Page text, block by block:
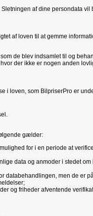
af dine persondata vil
af loven til at gemme
de blev indsamlet til og
der ikke er nogen anden
i loven, som BilpriserPro er
gælder:
for i en periode at
data og anmoder i stedet
databehandlingen, men de er
og friheder afventende